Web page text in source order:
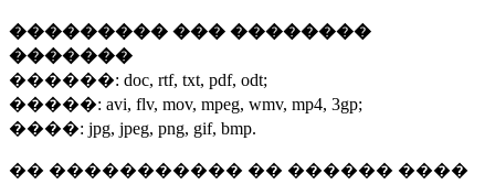
��������� ��� ��������
�������
������: doc, rtf, txt, pdf, odt;
�����: avi, flv, mov, mpeg, wmv, mp4, 3gp;
����: jpg, jpeg, png, gif, bmp.
�� ����������� �� ������ ����